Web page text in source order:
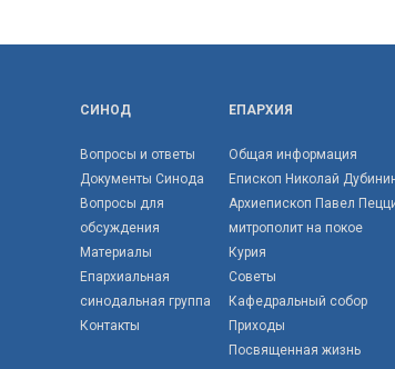
СИНОД
Вопросы и ответы
Документы Синода
Вопросы для
обсуждения
Материалы
Епархиальная
синодальная группа
Контакты
ЕПАРХИЯ
Общая информация
Епископ Николай
Архиепископ Павел
митрополит на покое
Курия
Советы
Кафедральный собор
Приходы
Посвященная жизнь